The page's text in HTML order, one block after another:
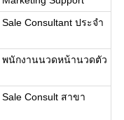
Sale Consultant ประจำ
พนักงานนวดหน้านวดตัว
Sale Consult สาขา